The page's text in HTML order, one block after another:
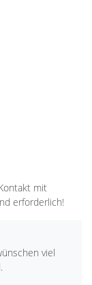
mit
erforderlich!
viel